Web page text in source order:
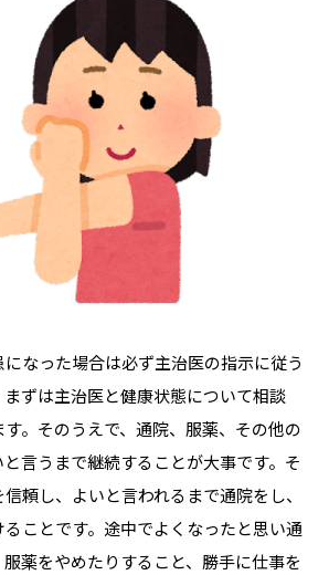
なった場合は必ず主治医の指示に従う
ずは主治医と健康状態について相談
。そのうえで、通院、服薬、その他の
言うまで継続することが大事です。そ
頼し、よいと言われるまで通院をし、
ことです。途中でよくなったと思い通
薬をやめたりすること、勝手に仕事を